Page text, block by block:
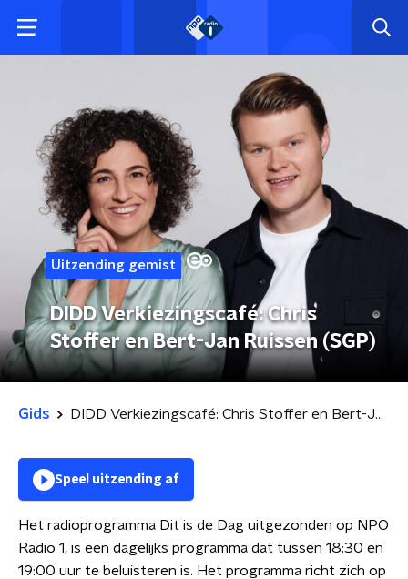
Uitzending gemist
DIDD Verkiezingscafé: Chris
Stoffer en Bert-Jan Ruissen (SGP)
Gids DIDD Verkiezingscafé: Chris Stoffer en Bert-Jan Ruissen (SGP)
Speel uitzending af
Het radioprogramma Dit is de Dag uitgezonden op NPO
Radio 1, is een dagelijks programma dat tussen 18:30 en
19:00 uur te beluisteren is. Het programma richt zich op